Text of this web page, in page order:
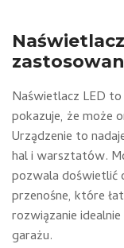
Naświetlacz LED
pokazuje, że może
Urządzenie to
hal i warsztatów.
pozwala doświetlić
przenośne, które
rozwiązanie
garażu.